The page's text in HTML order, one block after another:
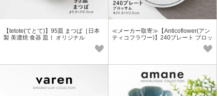
【tetote(てとて)】95皿 まつば［日本
製 美濃焼 食器 皿 ］オリジナル
≪メーカー取寄≫【Anticoflower(アン
ティコフラワー)】240プレート ブロッ